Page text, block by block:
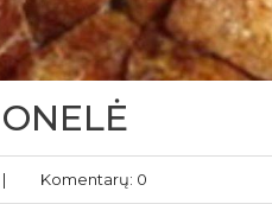
| Komentarų: 0